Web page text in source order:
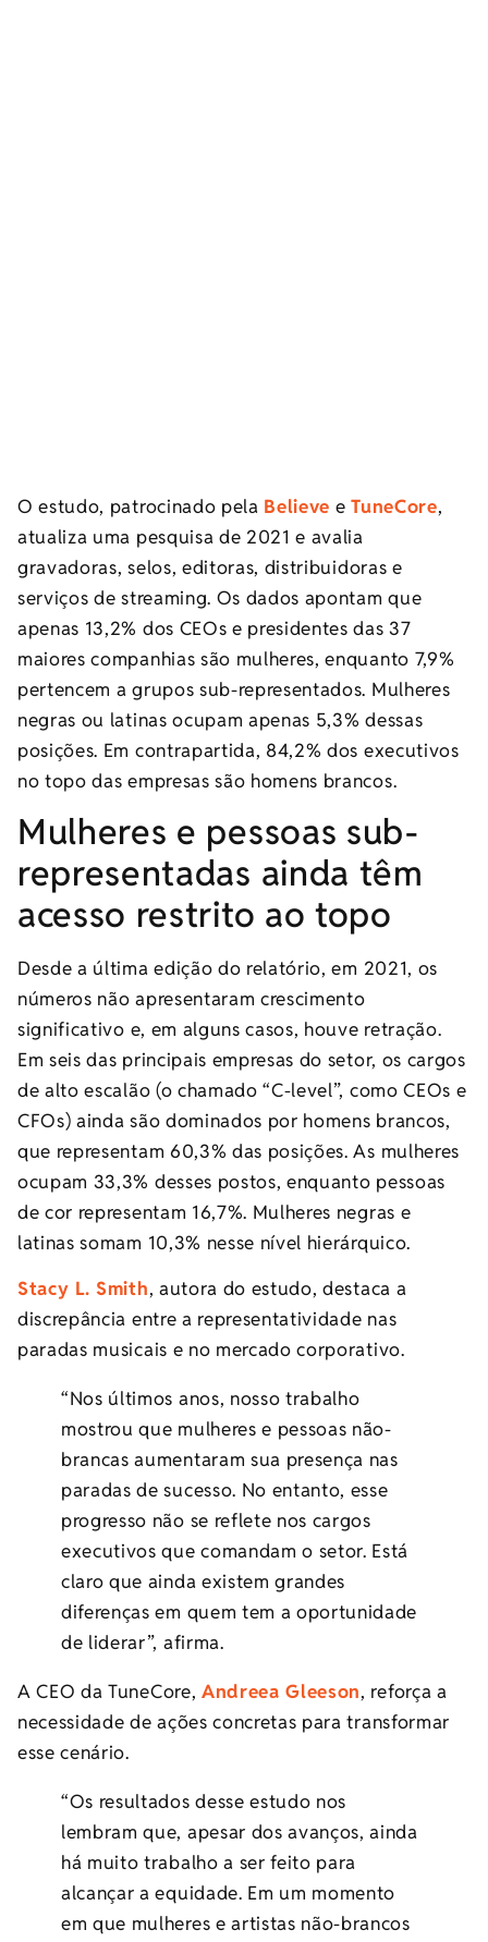
O estudo, patrocinado pela Believe eTuneCore,
atualiza uma pesquisa de 2021 e avalia
gravadoras, selos, editoras, distribuidoras e
serviços de streaming. Os dados apontam que
apenas 13,2% dos CEOs e presidentes das 37
maiores companhias são mulheres, enquanto 7,9%
pertencem a grupos sub-representados. Mulheres
negras ou latinas ocupam apenas 5,3% dessas
posições. Em contrapartida, 84,2% dos executivos
no topo das empresas são homens brancos.
Mulheres e pessoas sub-
representadas ainda têm
acesso restrito ao topo
Desde a última edição do relatório, em 2021, os
números não apresentaram crescimento
significativo e, em alguns casos, houve retração.
Em seis das principais empresas do setor, os cargos
de alto escalão (o chamado “C-level”, como CEOs e
CFOs) ainda são dominados por homens brancos,
que representam 60,3% das posições. As mulheres
ocupam 33,3% desses postos, enquanto pessoas
de cor representam 16,7%. Mulheres negras e
latinas somam 10,3% nesse nível hierárquico.
Stacy L. Smith, autora do estudo, destaca a
discrepância entre a representatividade nas
paradas musicais e no mercado corporativo.
“Nos últimos anos, nosso trabalho
mostrou que mulheres e pessoas não-
brancas aumentaram sua presença nas
paradas de sucesso. No entanto, esse
progresso não se reflete nos cargos
executivos que comandam o setor. Está
claro que ainda existem grandes
diferenças em quem tem a oportunidade
de liderar”, afirma.
A CEO da TuneCore, Andreea Gleeson, reforça a
necessidade de ações concretas para transformar
esse cenário.
“Os resultados desse estudo nos
lembram que, apesar dos avanços, ainda
há muito trabalho a ser feito para
alcançar a equidade. Em um momento
em que mulheres e artistas não-brancos